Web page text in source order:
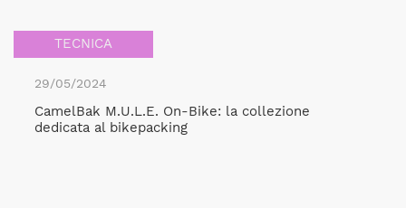
TECNICA
29/05/2024
CamelBak M.U.L.E. On-Bike: la collezione
dedicata al bikepacking